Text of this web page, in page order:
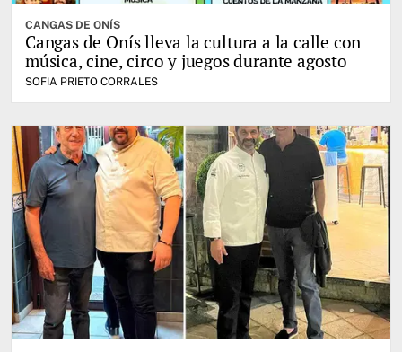
CANGAS DE ONÍS
Cangas de Onís lleva la cultura a la calle con
música, cine, circo y juegos durante agosto
SOFIA PRIETO CORRALES